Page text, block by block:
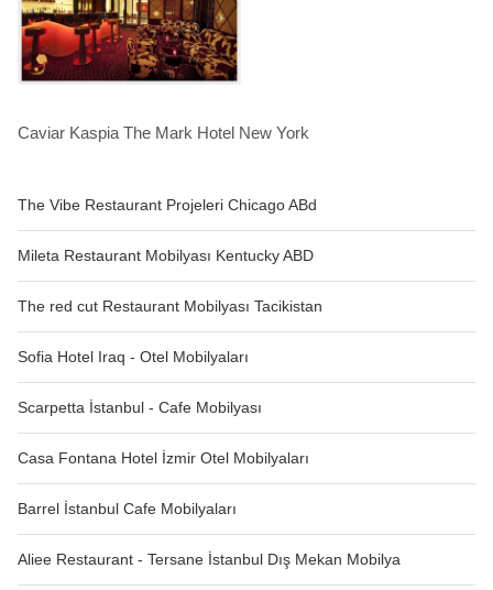
The Vibe Restaurant Projeleri Chicago ABd
Mileta Restaurant Mobilyası Kentucky ABD
The red cut Restaurant Mobilyası Tacikistan
Sofia Hotel Iraq - Otel Mobilyaları
Scarpetta İstanbul - Cafe Mobilyası
Casa Fontana Hotel İzmir Otel Mobilyaları
Barrel İstanbul Cafe Mobilyaları
Aliee Restaurant - Tersane İstanbul Dış Mekan Mobilya
Caviar Kaspia The Mark Hotel New York